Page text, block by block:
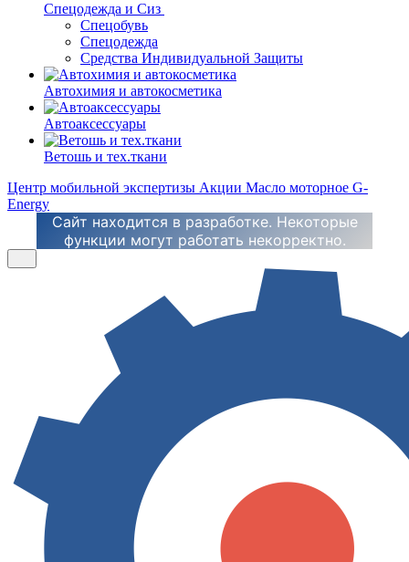
Спецодежда и Сиз
Спецобувь
Спецодежда
Средства Индивидуальной Защиты
Автохимия и автокосметика
Автоаксессуары
Ветошь и тех.ткани
Центр мобильной экспертизы Акции Масло моторное G-
Energy
Сайт находится в разработке. Некоторые
функции могут работать некорректно.